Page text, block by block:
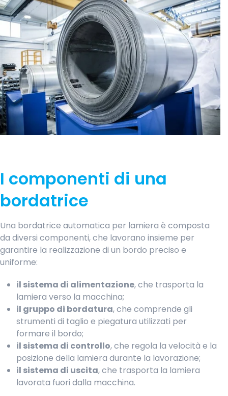
I componenti di una
bordatrice
Una bordatrice automatica per lamiera è composta
da diversi componenti, che lavorano insieme per
garantire la realizzazione di un bordo preciso e
uniforme:
il sistema di alimentazione, che trasporta la
lamiera verso la macchina;
il gruppo di bordatura, che comprende gli
strumenti di taglio e piegatura utilizzati per
formare il bordo;
il sistema di controllo, che regola la velocità e la
posizione della lamiera durante la lavorazione;
il sistema di uscita, che trasporta la lamiera
lavorata fuori dalla macchina.